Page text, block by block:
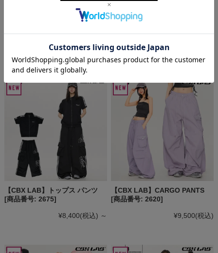
【CBX LAB】ワイドパンツ [商
品番号: 2676]
¥7,600(税込)
【CBX LAB】ラインストーン ワ
イドパンツ [商品番号: 2677]
【CBX LAB】トップス パンツ
[商品番号: 2675]
¥8,400(税込) ～
【CBX LAB】CARGO PANTS
[商品番号: 2620]
¥9,500(税込)